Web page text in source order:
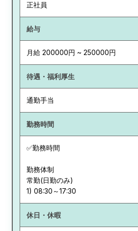
正社員
給与
月給 200000円 ~ 250000円
待遇・福利厚生
通勤手当
勤務時間
✅勤務時間
勤務体制
常勤(日勤のみ)
休日・休暇